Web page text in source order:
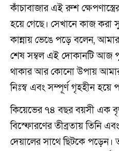
কাঁচাবাজার এই রুশ
হয়ে গেছে। সেখানে কাজ করা
কান্নায় ভেঙে পড়ে বলেন,
শেষ সম্বল এই দোকানটি আজ
থাকার আর কোনো উপায়
নিঃস্ব এবং সম্পূর্ণ গৃহহীন হয়ে
কিয়েভের ৭৪ বছর বয়সী এক
বিস্ফোরণের তীব্রতায় তিনি
দেয়ালের সাথে ছিটকে পড়েন।